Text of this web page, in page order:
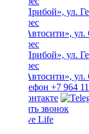
ТЦ «Прибой», ул.
ТЦ «Автосити», ул.
ТЦ «Прибой», ул.
ТЦ «Автосити», ул.
+7 964
Заказать звонок